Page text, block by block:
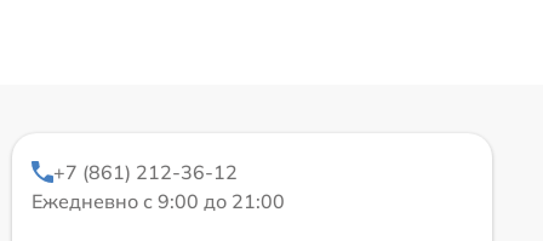
+7 (861) 212-36-12
Ежедневно с 9:00 до 21:00